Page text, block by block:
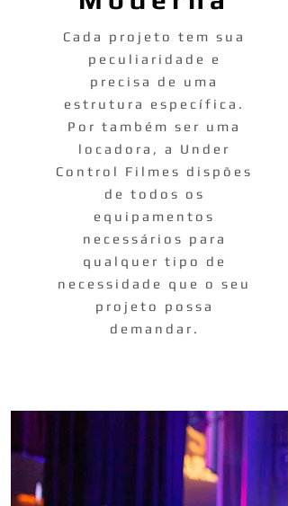
Cada projeto tem sua
peculiaridade e
precisa de uma
estrutura específica.
Por também ser uma
locadora, a Under
Control Filmes dispões
de todos os
equipamentos
necessários para
qualquer tipo de
necessidade que o seu
projeto possa
demandar.